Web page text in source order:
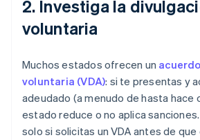
2. Investiga la
voluntaria
Muchos estados ofrecen un
voluntaria (VDA): si te presentas y
adeudado (a menudo de hasta hace
estado reduce o no aplica
solo si solicitas un VDA antes de